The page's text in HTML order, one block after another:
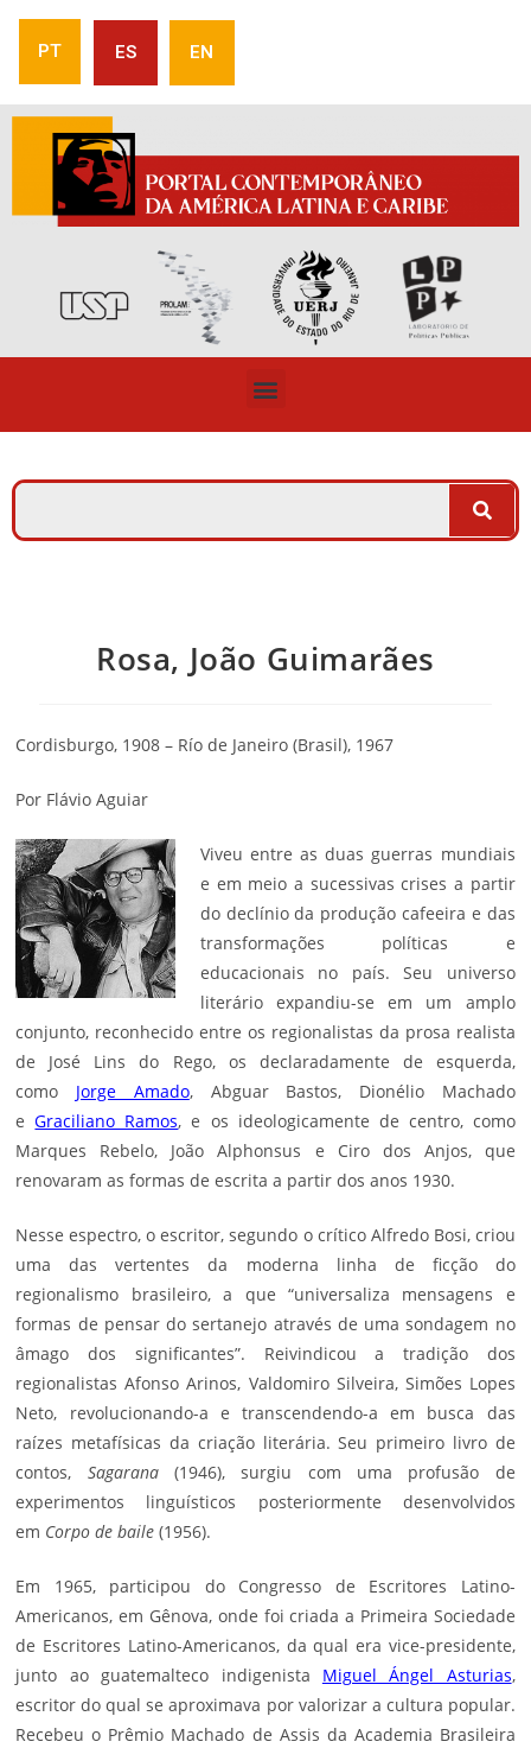
PT ES EN
Rosa, João Guimarães
Cordisburgo, 1908 – Río de Janeiro (Brasil), 1967
Por Flávio Aguiar
Viveu entre as duas guerras mundiais
e em meio a sucessivas crises a partir
do declínio da produção cafeeira e das
transformações políticas e
educacionais no país. Seu universo
literário expandiu-se em um amplo
conjunto, reconhecido entre os regionalistas da prosa realista
de José Lins do Rego, os declaradamente de esquerda,
como Jorge Amado, Abguar Bastos, Dionélio Machado
eGraciliano Ramos, e os ideologicamente de centro, como
Marques Rebelo, João Alphonsus e Ciro dos Anjos, que
renovaram as formas de escrita a partir dos anos 1930.
Nesse espectro, o escritor, segundo o crítico Alfredo Bosi, criou
uma das vertentes da moderna linha de ficção do
regionalismo brasileiro, a que “universaliza mensagens e
formas de pensar do sertanejo através de uma sondagem no
âmago dos significantes”. Reivindicou a tradição dos
regionalistas Afonso Arinos, Valdomiro Silveira, Simões Lopes
Neto, revolucionando-a e transcendendo-a em busca das
raízes metafísicas da criação literária. Seu primeiro livro de
contos, Sagarana(1946), surgiu com uma profusão de
experimentos linguísticos posteriormente desenvolvidos
em Corpo de baile(1956).
Em 1965, participou do Congresso de Escritores Latino-
Americanos, em Gênova, onde foi criada a Primeira Sociedade
de Escritores Latino-Americanos, da qual era vice-presidente,
junto ao guatemalteco indigenista Miguel Ángel Asturias,
escritor do qual se aproximava por valorizar a cultura popular.
Recebeu o Prêmio Machado de Assis da Academia Brasileira